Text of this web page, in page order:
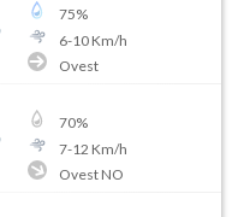
75%
6-10Km/h
Ovest
70%
7-12 Km/h
Ovest NO